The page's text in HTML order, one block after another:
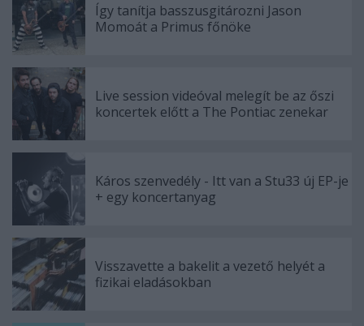
Így tanítja basszusgitározni Jason
Momoát a Primus főnöke
Live session videóval melegít be az őszi
koncertek előtt a The Pontiac zenekar
Káros szenvedély - Itt van a Stu33 új EP-je
+ egy koncertanyag
Visszavette a bakelit a vezető helyét a
fizikai eladásokban